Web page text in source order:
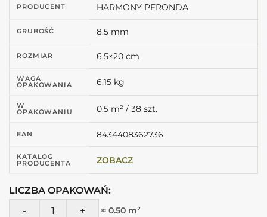
PRODUCENT HARMONY PERONDA
GRUBOŚĆ 8.5 mm
ROZMIAR 6.5×20 cm
WAGA
OPAKOWANIA 6.15 kg
W
OPAKOWANIU 0.5 m² / 38 szt.
EAN 8434408362736
KATALOG
PRODUCENTA ZOBACZ
LICZBA OPAKOWAŃ:
ilość Harmony DYROY GREEN 6,5X20 Zielone płytki cegiełki
≈ 0.50 m²